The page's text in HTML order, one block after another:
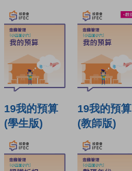
19我的預算
(學生版)
19我的預算
(教師版)